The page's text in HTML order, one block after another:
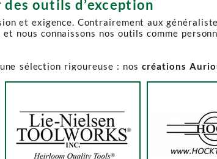
outils d’exception
et exigence. Contrairement aux
et nous connaissons nos outils comme
sélection rigoureuse : noscréations
réapprovisionnement. Les délais peuvent